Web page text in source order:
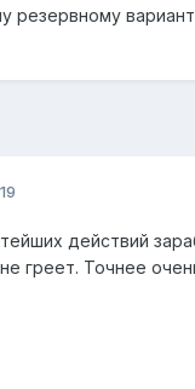
резервному
действий
греет. Точнее